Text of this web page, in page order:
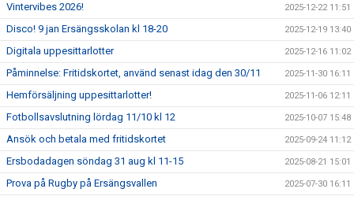
Vintervibes 2026! 2025-12-22 11:51
Disco! 9 jan Ersängsskolan kl 18-20 2025-12-19 13:40
Digitala uppesittarlotter 2025-12-16 11:02
Påminnelse: Fritidskortet, använd senast idag den 30/11 2025-11-30 16:11
Hemförsäljning uppesittarlotter! 2025-11-06 12:11
Fotbollsavslutning lördag 11/10 kl 12 2025-10-07 15:48
Ansök och betala med fritidskortet 2025-09-24 11:12
Ersbodadagen söndag 31 aug kl 11-15 2025-08-21 15:01
Prova på Rugby på Ersängsvallen 2025-07-30 16:11